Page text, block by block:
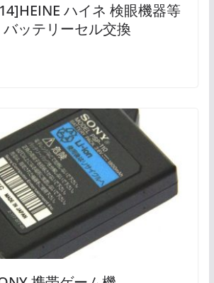
ハイネ 検眼機器等
ッテリーセル交換